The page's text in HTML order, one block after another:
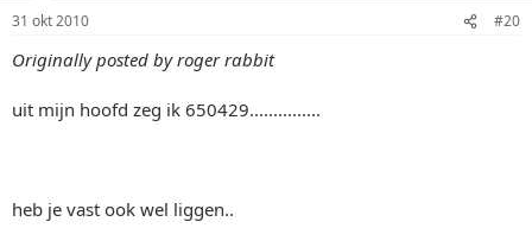
31 okt 2010 #20
Originally posted by roger rabbit
uit mijn hoofd zeg ik 650429...............
heb je vast ook wel liggen..